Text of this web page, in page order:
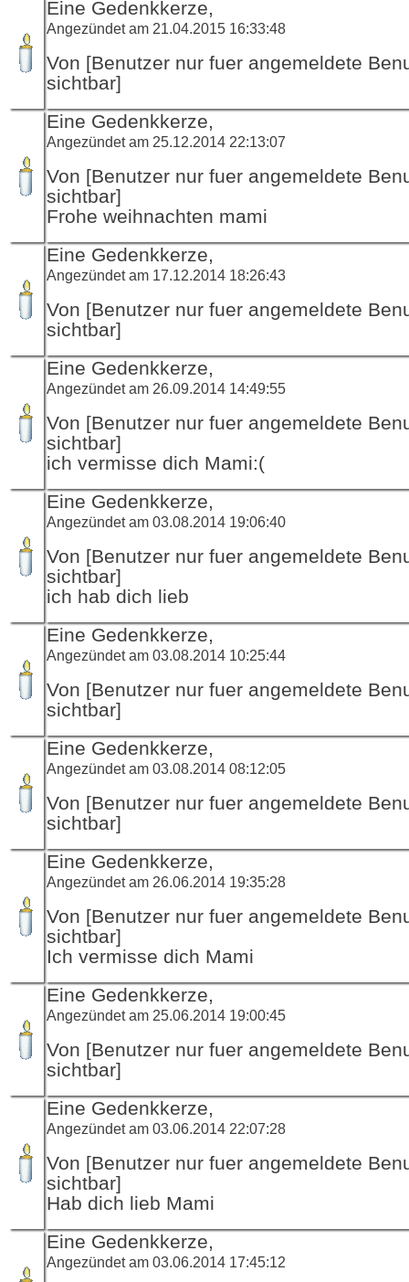
Eine Gedenkkerze,
Angezündet am 21.04.2015 16:33:48
Von [Benutzer nur fuer angemeldete
sichtbar]
Eine Gedenkkerze,
Angezündet am 25.12.2014 22:13:07
Von [Benutzer nur fuer angemeldete
sichtbar]
Frohe weihnachten mami
Eine Gedenkkerze,
Angezündet am 17.12.2014 18:26:43
Von [Benutzer nur fuer angemeldete
sichtbar]
Eine Gedenkkerze,
Angezündet am 26.09.2014 14:49:55
Von [Benutzer nur fuer angemeldete
sichtbar]
ich vermisse dich Mami:(
Eine Gedenkkerze,
Angezündet am 03.08.2014 19:06:40
Von [Benutzer nur fuer angemeldete
sichtbar]
ich hab dich lieb
Eine Gedenkkerze,
Angezündet am 03.08.2014 10:25:44
Von [Benutzer nur fuer angemeldete
sichtbar]
Eine Gedenkkerze,
Angezündet am 03.08.2014 08:12:05
Von [Benutzer nur fuer angemeldete
sichtbar]
Eine Gedenkkerze,
Angezündet am 26.06.2014 19:35:28
Von [Benutzer nur fuer angemeldete
sichtbar]
Ich vermisse dich Mami
Eine Gedenkkerze,
Angezündet am 25.06.2014 19:00:45
Von [Benutzer nur fuer angemeldete
sichtbar]
Eine Gedenkkerze,
Angezündet am 03.06.2014 22:07:28
Von [Benutzer nur fuer angemeldete
sichtbar]
Hab dich lieb Mami
Eine Gedenkkerze,
Angezündet am 03.06.2014 17:45:12